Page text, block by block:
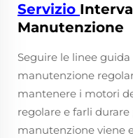
Servizio
Manutenzione
Seguire le linee
manutenzione
mantenere i motori
regolare e farli
manutenzione viene